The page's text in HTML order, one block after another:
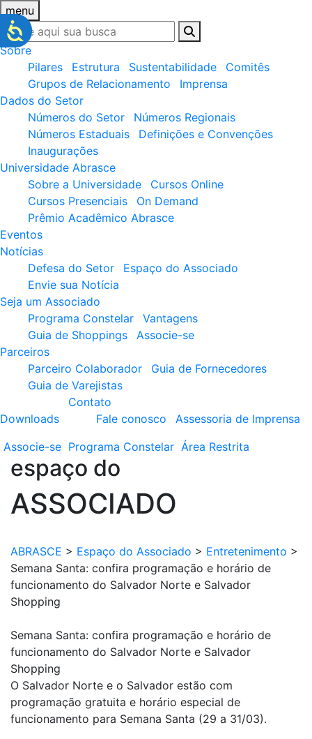
menu
Sobre
Pilares
Estrutura Sustentabilidade
Comitês
Grupos de Relacionamento
Imprensa
Dados do Setor
Números do Setor
Números Regionais
Números Estaduais
Definições e Convenções
Inaugurações
Universidade Abrasce
Sobre a Universidade
Cursos Online
Cursos Presenciais
On Demand
Prêmio Acadêmico Abrasce
Eventos
Notícias
Defesa do Setor
Espaço do Associado
Envie sua Notícia
Seja um Associado
Programa Constelar
Vantagens
Guia de Shoppings
Associe-se
Parceiros
Parceiro Colaborador
Guia de Fornecedores
Guia de Varejistas
Downloads
Contato
Fale conosco
Assessoria de Imprensa
Associe-se Programa Constelar Área Restrita
espaço do
ASSOCIADO
ABRASCE > Espaço do Associado > Entretenimento >
Semana Santa: confira programação e horário de
funcionamento do Salvador Norte e Salvador
Shopping
Semana Santa: confira programação e horário de
funcionamento do Salvador Norte e Salvador
Shopping
O Salvador Norte e o Salvador estão com
programação gratuita e horário especial de
funcionamento para Semana Santa (29 a 31/03).